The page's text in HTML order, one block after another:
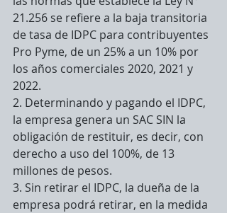
21.256 se refiere a la baja transitoria
de tasa de IDPC para contribuyentes
Pro Pyme, de un 25% a un 10% por
los años comerciales 2020, 2021 y
2022.
2. Determinando y pagando el IDPC,
la empresa genera un SAC SIN la
obligación de restituir, es decir, con
derecho a uso del 100%, de 13
millones de pesos.
3. Sin retirar el IDPC, la dueña de la
empresa podrá retirar, en la medida